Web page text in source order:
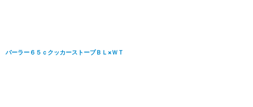
バーラー６５ｃクッカーストーブＢＬ×ＷＴ